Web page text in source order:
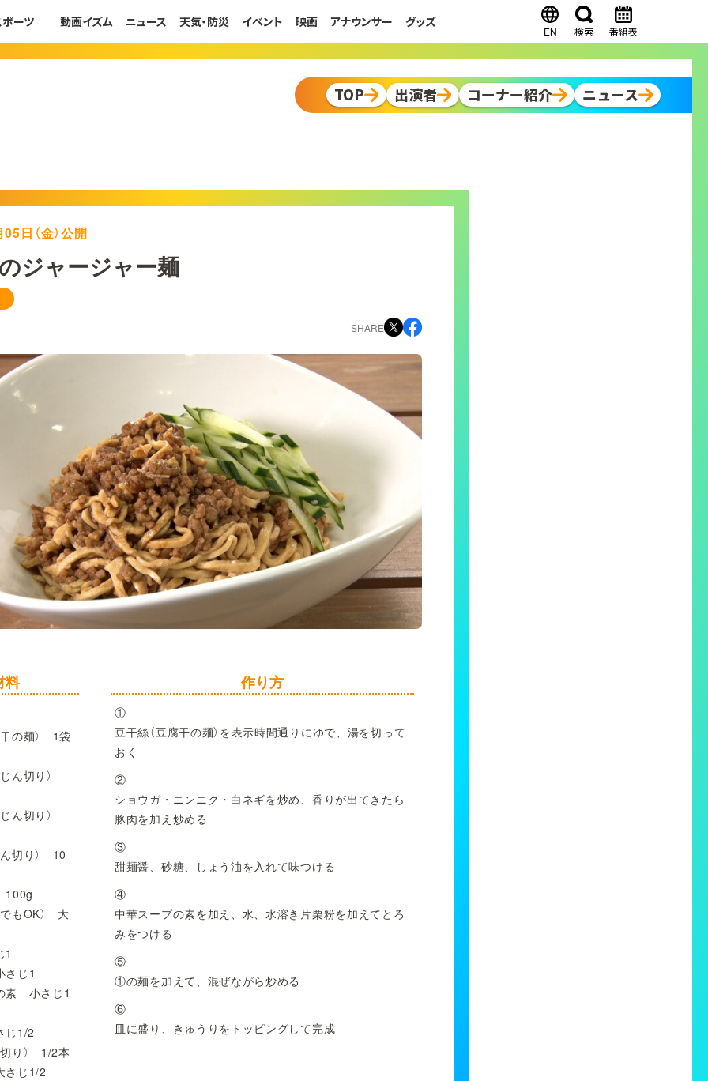
ーツ 動画イズム ニュース 天気・防災 イベント 映画 アナウンサー グッズ
EN 検索 番組表
TOP 出演者 コーナー紹介 ニュース
日（金）公開
ジャージャー麺
SHARE
料
干の麺） 1袋
ん切り）
ん切り）
切り） 10
100g
もOK） 大
じ1
素 小さじ1
1/2
切り） 1/2本
じ1/2
作り方
①
豆干絲（豆腐干の麺）を表示時間通りにゆで、湯を切って
おく
②
ショウガ・ニンニク・白ネギを炒め、香りが出てきたら
豚肉を加え炒める
③
甜麺醤、砂糖、しょう油を入れて味つける
④
中華スープの素を加え、水、水溶き片栗粉を加えてとろ
みをつける
⑤
①の麺を加えて、混ぜながら炒める
⑥
皿に盛り、きゅうりをトッピングして完成